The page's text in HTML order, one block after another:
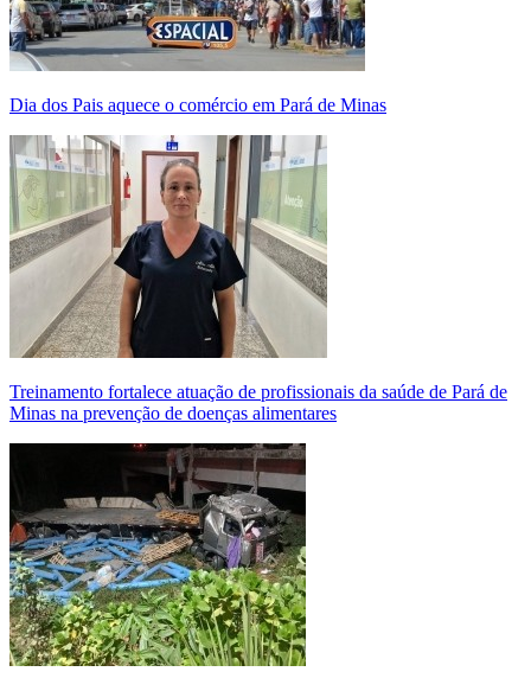
Dia dos Pais aquece o comércio em Pará de Minas
Treinamento fortalece atuação de profissionais da saúde de Pará de
Minas na prevenção de doenças alimentares